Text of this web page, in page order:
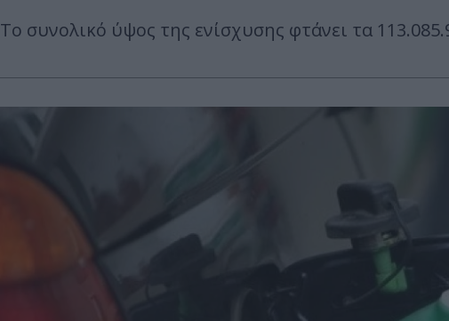
Το συνολικό ύψος της ενίσχυσης φτάνει τα